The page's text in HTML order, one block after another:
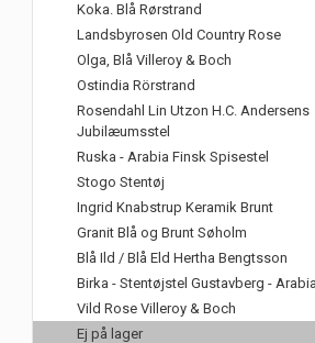
Koka. Blå Rørstrand
Landsbyrosen Old Country Rose
Olga, Blå Villeroy & Boch
Ostindia Rörstrand
Rosendahl Lin Utzon H.C. Andersens
Jubilæumsstel
Ruska - Arabia Finsk Spisestel
Stogo Stentøj
Ingrid Knabstrup Keramik Brunt
Granit Blå og Brunt Søholm
Blå Ild / Blå Eld Hertha Bengtsson
Birka - Stentøjstel Gustavberg -
Vild Rose Villeroy & Boch
Ej på lager